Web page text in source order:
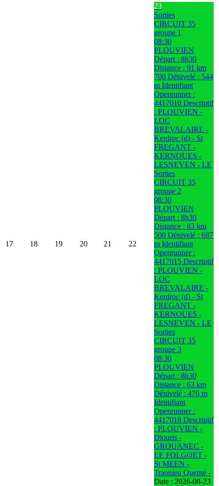
17 18 19 20 21 22
23
Sorties
CIRCUIT 35
groupe 1
08:30
PLOUVIEN
Départ : 8h30
Distance : 91 km
700 Dénivelé : 544
m Identifiant
Openrunner :
4417010 Descriptif
: PLOUVIEN -
LOC
BREVALAIRE -
Kerdroc (d) - St
FREGANT -
KERNOUES -
LESNEVEN - LE
Sorties
CIRCUIT 35
groupe 2
08:30
PLOUVIEN
Départ : 8h30
Distance : 83 km
500 Dénivelé : 687
m Identifiant
Openrunner :
4417015 Descriptif
: PLOUVIEN -
LOC
BREVALAIRE -
Kerdroc (d) - St
FREGANT -
KERNOUES -
LESNEVEN - LE
Sorties
CIRCUIT 35
groupe 3
08:30
PLOUVIEN
Départ : 8h30
Distance : 63 km
Dénivelé : 476 m
Identifiant
Openrunner :
4417018 Descriptif
: PLOUVIEN -
Diouris -
GROUANEC -
LE FOLGOET -
St MEEN -
Traonien Querné -
Date : 2026-08-23